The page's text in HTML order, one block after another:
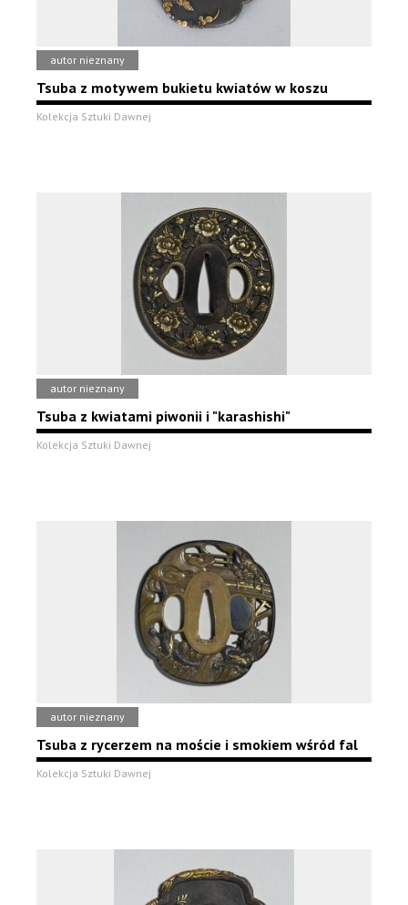
autor nieznany
Tsuba z motywem bukietu kwiatów w koszu
Kolekcja Sztuki Dawnej
autor nieznany
Tsuba z kwiatami piwonii i "karashishi"
Kolekcja Sztuki Dawnej
autor nieznany
Tsuba z rycerzem na moście i smokiem wśród fal
Kolekcja Sztuki Dawnej